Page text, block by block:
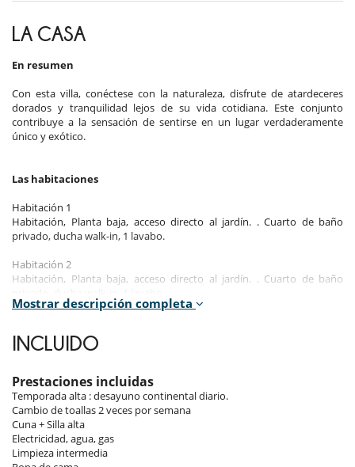
LA CASA
En resumen
Con esta villa, conéctese con la naturaleza, disfrute de atardeceres
dorados y tranquilidad lejos de su vida cotidiana. Este conjunto
contribuye a la sensación de sentirse en un lugar verdaderamente
único y exótico.
Las habitaciones
Habitación 1
Habitación, Planta baja, acceso directo al jardín. . Cuarto de baño
privado, ducha walk-in, 1 lavabo.
Habitación 2
Habitación, Planta baja, acceso directo al jardín. . Cuarto de baño
Habitación, Planta baja, acceso directo al jardín. . Cuarto de baño
privado, ducha walk-in, 1 lavabo.
Habitación 4
Habitación, Planta baja, acceso directo al jardín. . Cuarto de baño
privado, ducha walk-in, 1 lavabo.
Habitación 5
Habitación, Planta baja, acceso directo al jardín. . Cuarto de baño
privado, ducha walk-in, 1 lavabo.
Mostrar descripción completa
INCLUIDO
Prestaciones incluidas
Temporada alta : desayuno continental diario.
Cambio de toallas 2 veces por semana
Cuna + Silla alta
Electricidad, agua, gas
Limpieza intermedia